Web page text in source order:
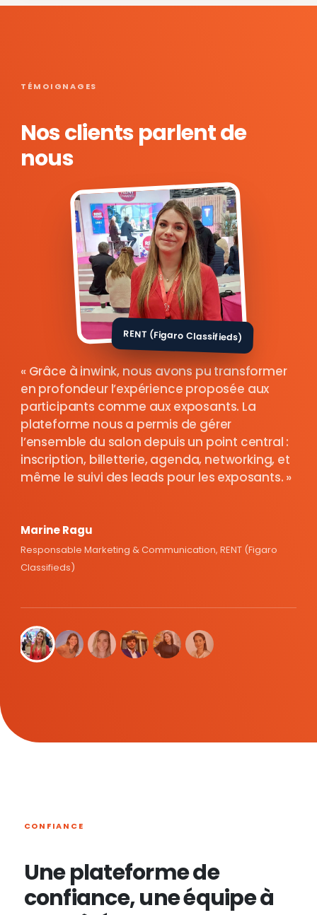
TÉMOIGNAGES
Nos clients parlent de
nous
RENT (Figaro Classifieds)
Grâce à inwink, nous avons pu transformer
en profondeur l’expérience proposée aux
participants comme aux exposants. La
plateforme nous a permis de gérer
l’ensemble du salon depuis un point central :
inscription, billetterie, agenda, networking, et
même le suivi des leads pour les exposants.
Marine Ragu
Responsable Marketing & Communication, RENT (Figaro
Classifieds)
CONFIANCE
Une plateforme de
confiance, une équipe à